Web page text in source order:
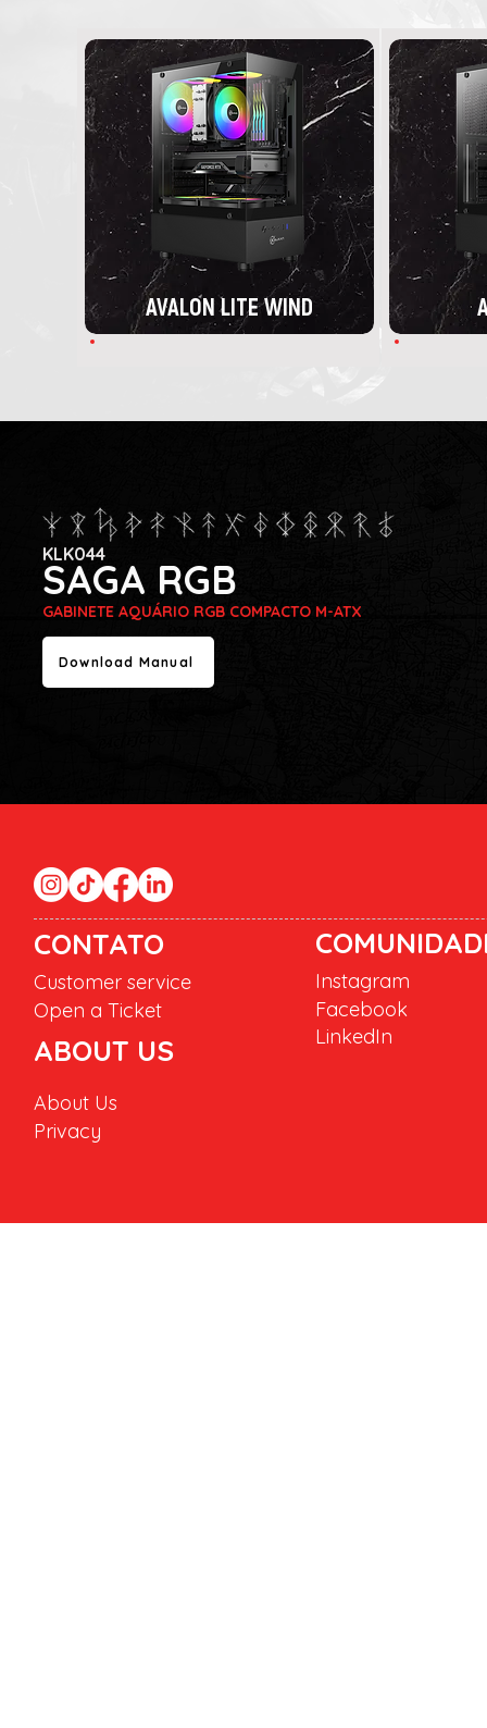
AVALON LITE WIND
SAGA RGB
KLK044
GABINETE AQUÁRIO RGB COMPACTO M-ATX
Download Manual
CONTATO
Customer service
Open a Ticket
ABOUT US
Instagram
Facebook
LinkedIn
About Us
Privacy